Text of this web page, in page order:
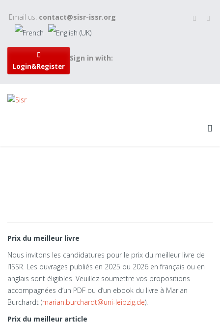
Email us: contact@sisr-issr.org
Login&Register
Sign in with:
Prix du meilleur livre
Nous invitons les candidatures pour le prix du meilleur livre de
l’ISSR. Les ouvrages publiés en 2025 ou 2026 en français ou en
anglais sont éligibles. Veuillez soumettre vos propositions
accompagnées d’un PDF ou d’un ebook du livre à Marian
Burchardt (marian.burchardt@uni-leipzig.de).
Prix du meilleur article